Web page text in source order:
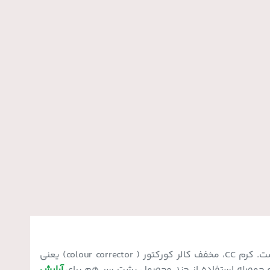
سی سی کرم حاوی آبرسان، ضد آفتاب، کرم پودر و اصلاح کننده تناژ پوستی است. کرم CC، مخفف کالر کورکتور ( colour corrector) یعنی